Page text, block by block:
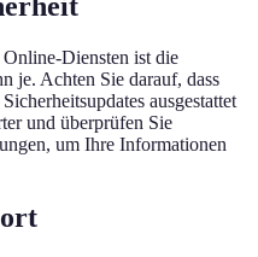
Diensten ist die
je. Achten Sie darauf, dass
ausgestattet
und überprüfen Sie
um Ihre Informationen